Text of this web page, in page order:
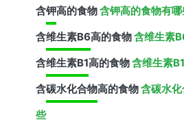
含钾高的食物含钾高的食物有
含维生素B6高的食物含维生素
含维生素B1高的食物含维生素
含碳水化合物高的食物含碳水
些